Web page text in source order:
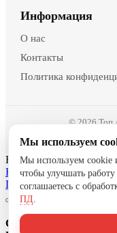
Информация
О нас
Контакты
Политика
© 2026 Топ
Мы используем
Мы используем cookie
чтобы улучшать
соглашаетесь с
ПД.
Нужна помощь?
Написать в Telegram
Позвонить
Спасибо за Ваш заказ!